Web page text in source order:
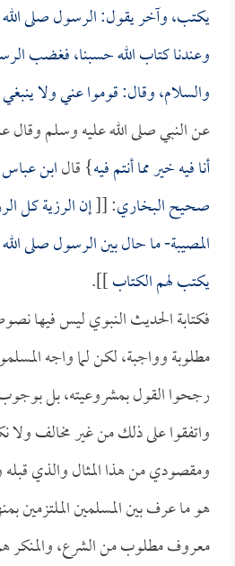
يكتب، وآخر يقول: الرسول صلى
وعندنا كتاب الله حسبنا، فغضب
والسلام، وقال: قوموا عني ولا
عن النبي صلى الله عليه وسلم وقال
أنا فيه خير مما أنتم فيه} قالابن عباس
صحيح البخاري: [[إن الرزية كل
المصيبة- ما حال بين الرسول صلى
يكتب لهم الكتاب]].
فكتابة الحديث النبوي ليس فيها
مطلوبة وواجبة، لكن لما واجه
رجحوا القول بمشروعيته، بل بوجوب
واتفقوا على ذلك من غير مخالف ولا
ومقصودي من هذا المثال والذي قبله
هو ما عرف بين المسلمين الملتزمين
معروف مطلوب من الشرع، والمنكر